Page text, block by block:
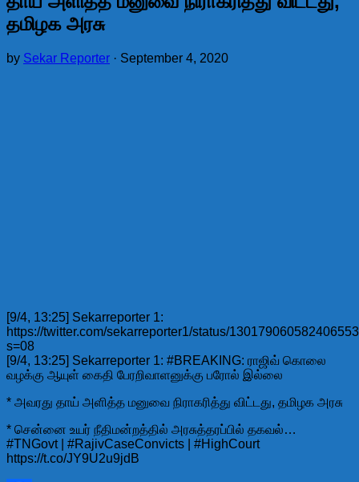
தமிழக அரசு
by Sekar Reporter · September 4, 2020
[9/4, 13:25] Sekarreporter 1:
https://twitter.com/sekarreporter1/status/
s=08
[9/4, 13:25] Sekarreporter 1: #BREAKING: ராஜிவ் கொலை
வழக்கு ஆயுள் கைதி பேரறிவாளனுக்கு பரோல் இல்லை
* அவரது தாய் அளித்த மனுவை நிராகரித்து விட்டது, தமிழக அரசு
* சென்னை உயர் நீதிமன்றத்தில் அரசுத்தரப்பில் தகவல்…
#TNGovt | #RajivCaseConvicts | #HighCourt
https://t.co/JY9U2u9jdB